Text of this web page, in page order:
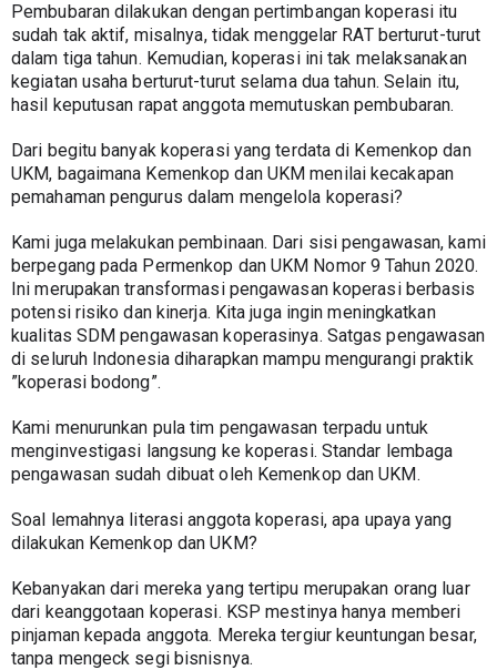
Pembubaran dilakukan dengan pertimbangan koperasi itu
sudah tak aktif, misalnya, tidak menggelar RAT berturut-turut
dalam tiga tahun. Kemudian, koperasi ini tak melaksanakan
kegiatan usaha berturut-turut selama dua tahun. Selain itu,
hasil keputusan rapat anggota memutuskan pembubaran.
Dari begitu banyak koperasi yang terdata di Kemenkop dan
UKM, bagaimana Kemenkop dan UKM menilai kecakapan
pemahaman pengurus dalam mengelola koperasi?
Kami juga melakukan pembinaan. Dari sisi pengawasan, kami
berpegang pada Permenkop dan UKM Nomor 9 Tahun 2020.
Ini merupakan transformasi pengawasan koperasi berbasis
potensi risiko dan kinerja. Kita juga ingin meningkatkan
kualitas SDM pengawasan koperasinya. Satgas pengawasan
di seluruh Indonesia diharapkan mampu mengurangi praktik
”koperasi bodong”.
Kami menurunkan pula tim pengawasan terpadu untuk
menginvestigasi langsung ke koperasi. Standar lembaga
pengawasan sudah dibuat oleh Kemenkop dan UKM.
Soal lemahnya literasi anggota koperasi, apa upaya yang
dilakukan Kemenkop dan UKM?
Kebanyakan dari mereka yang tertipu merupakan orang luar
dari keanggotaan koperasi. KSP mestinya hanya memberi
pinjaman kepada anggota. Mereka tergiur keuntungan besar,
tanpa mengeck segi bisnisnya.